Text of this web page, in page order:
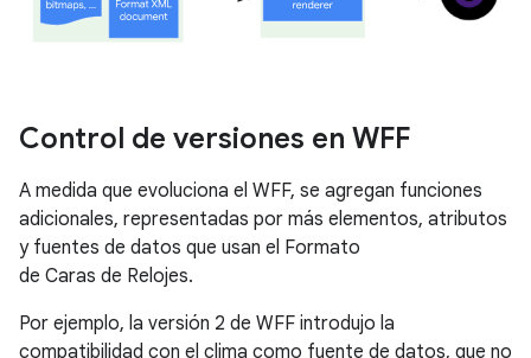
Control de versiones en WFF
A medida que evoluciona el WFF, se agregan funciones
adicionales, representadas por más elementos, atributos
y fuentes de datos que usan el Formato
de Caras de Relojes.
Por ejemplo, la versión 2 de WFF introdujo la
compatibilidad con el clima como fuente de datos, que no